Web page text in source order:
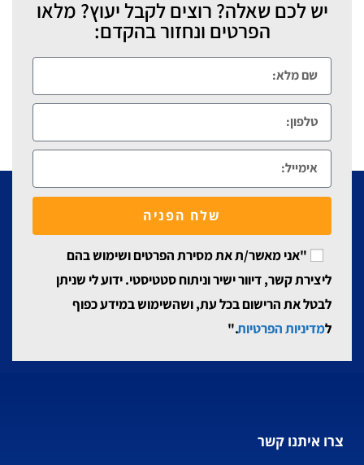
יש לכם שאלה? רוצים לקבל יעוץ? מלאו
הפרטים ונחזור בהקדם:
"אני מאשר/ת את מסירת הפרטים ושימוש בהם
ליצירת קשר, דיוור ישיר וניתוח סטטיסטי. ידוע לי שניתן
לבטל את הרישום בכל עת, ושהשימוש במידע כפוף
למדיניות הפרטיות."
שלח הפניה
צרו איתנו קשר